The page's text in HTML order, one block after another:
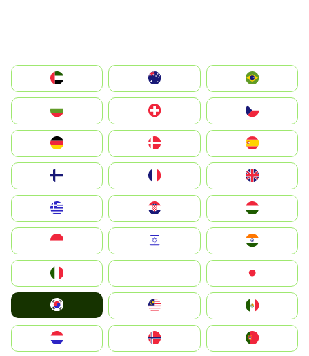
الإمارات العربية المتحدة
Switzerland
Deutschland
United Kingdom
Magyarország
South Korea